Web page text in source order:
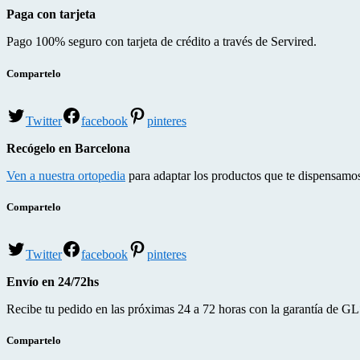
Paga con tarjeta
Pago 100% seguro con tarjeta de crédito a través de Servired.
Compartelo
Twitter facebook
pinteres
Recógelo en Barcelona
Ven a nuestra ortopedia para adaptar los productos que te
Compartelo
Twitter facebook
pinteres
Envío en 24/72hs
Recibe tu pedido en las próximas 24 a 72 horas con la garantía de
Compartelo